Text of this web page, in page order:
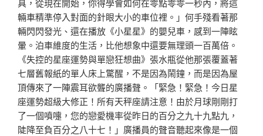
輛車精準停入對面的針眼大小的車位裡。」何手殘看著那
輛閃閃發光、還在播放《小星星》的嬰兒車，感到一陣眩
暈。泊車維度的生活，比他想象中還要無理頭一百萬倍。
《失控的星座運勢與單戀狂想曲》張水瓶從他那張覆蓋著
七層舊報紙的單人床上驚醒，不是因為鬧鐘，而是因為屋
頂傳來了一陣震耳欲聾的廣播聲。「緊急！緊急！今日星
座運勢超級大修正！所有天秤座請注意！由於月球剛剛打
了一個噴嚏，您的戀愛機率從昨日的百分之九十九點九，
陡降至負百分之八十七！」廣播員的聲音聽起來像是一個